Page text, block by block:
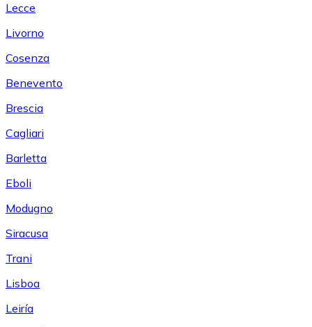
Lecce
Livorno
Cosenza
Benevento
Brescia
Cagliari
Barletta
Eboli
Modugno
Siracusa
Trani
Lisboa
Leiría